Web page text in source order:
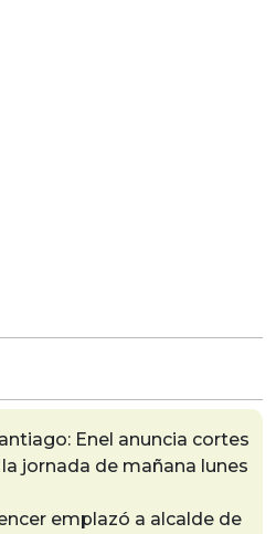
Enel anuncia cortes
jornada de mañana lunes
emplazó a alcalde de